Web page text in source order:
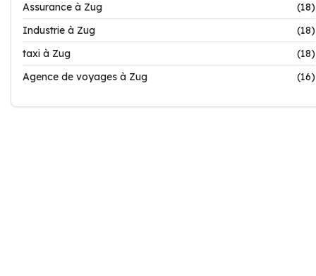
Assurance à Zug
(18)
Industrie à Zug
(18)
taxi à Zug
(18)
Agence de voyages à Zug
(16)